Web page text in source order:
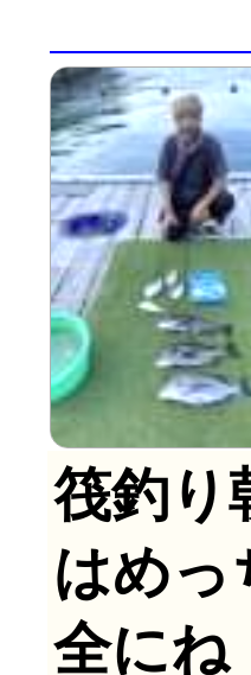
筏釣り
はめっ
全にね